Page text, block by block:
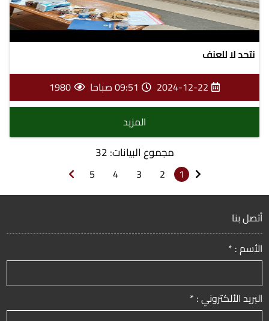
نتحد لا للعنف
المزيد
2024-12-22 09:51 صباحا 1980
مجموع البيانات: 32
1
2
3
4
5
أتصل بنا
الأسم : *
البريد الألكتروني : *